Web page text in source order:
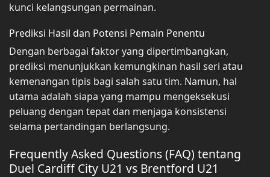
kunci kelangsungan permainan.
Prediksi Hasil dan Potensi Pemain Penentu
Dengan berbagai faktor yang dipertimbangkan,
prediksi menunjukkan kemungkinan hasil seri atau
kemenangan tipis bagi salah satu tim. Namun, hal
utama adalah siapa yang mampu mengeksekusi
peluang dengan tepat dan menjaga konsistensi
selama pertandingan berlangsung.
Frequently Asked Questions (FAQ) tentang
Duel Cardiff City U21 vs Brentford U21